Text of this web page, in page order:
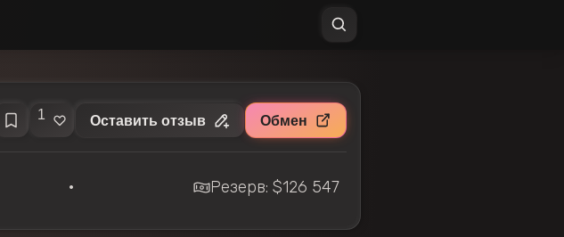
1 Оставить отзыв Обмен
• Резерв: $126 547